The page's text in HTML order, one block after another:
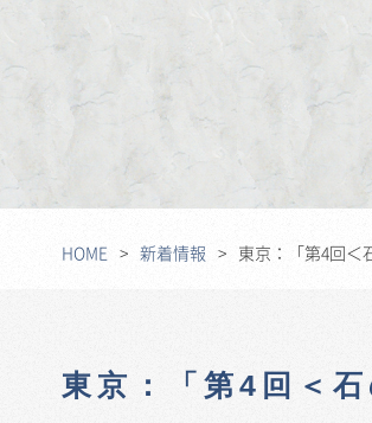
HOME 新着情報 東京：「第4回＜
東京：「第4回＜